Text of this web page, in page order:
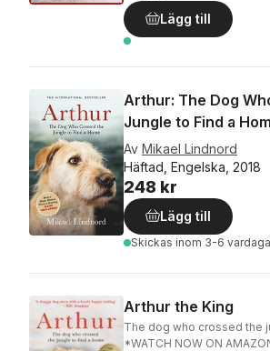
Lägg till
Arthur: The Dog
Jungle to Find a
Av Mikael Lindnord
Häftad, Engelska, 2018
248 kr
Lägg till
Skickas inom 3-6
Arthur the King
The dog who crossed the
*WATCH NOW ON